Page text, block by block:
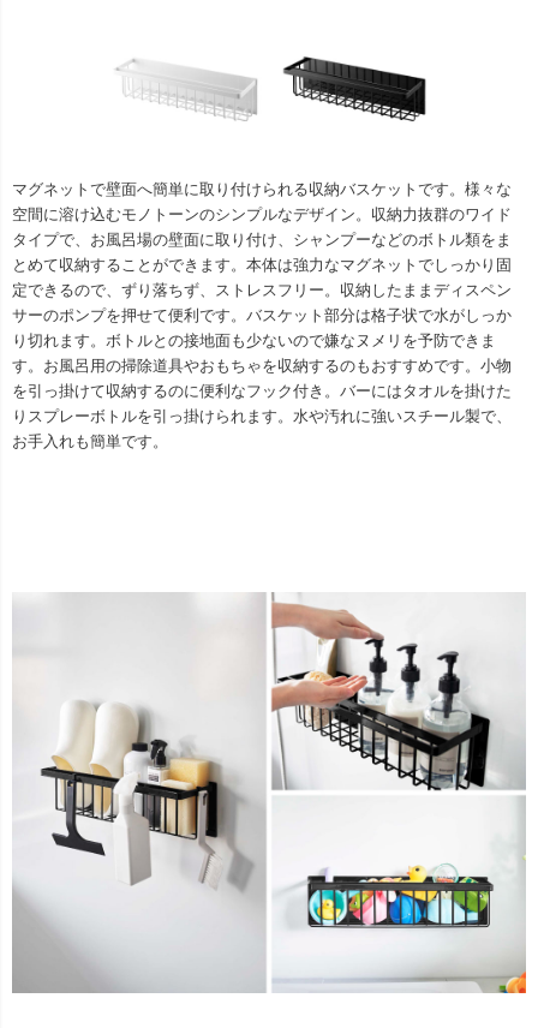
マグネットで壁面へ簡単に取り付けられる収納バスケットです。様々な
空間に溶け込むモノトーンのシンプルなデザイン。収納力抜群のワイド
タイプで、お風呂場の壁面に取り付け、シャンプーなどのボトル類をま
とめて収納することができます。本体は強力なマグネットでしっかり固
定できるので、ずり落ちず、ストレスフリー。収納したままディスペン
サーのポンプを押せて便利です。バスケット部分は格子状で水がしっか
り切れます。ボトルとの接地面も少ないので嫌なヌメリを予防できま
す。お風呂用の掃除道具やおもちゃを収納するのもおすすめです。小物
を引っ掛けて収納するのに便利なフック付き。バーにはタオルを掛けた
りスプレーボトルを引っ掛けられます。水や汚れに強いスチール製で、
お手入れも簡単です。